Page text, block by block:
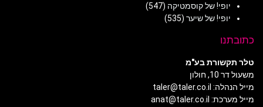
יופי! של קוסמטיקה (547)
יופי! של שיער (535)
כתובתנו
טלר תקשורת בע"מ
משעול דר 10, חולון
מייל הנהלה: taler@taler.co.il
מייל מערכת: anat@taler.co.il